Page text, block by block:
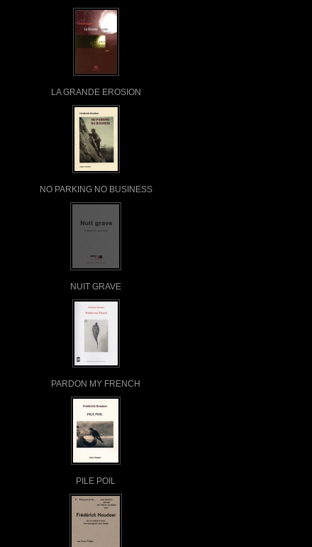
LA GRANDE EROSION
NO PARKING NO BUSINESS
NUIT GRAVE
PARDON MY FRENCH
PILE POIL